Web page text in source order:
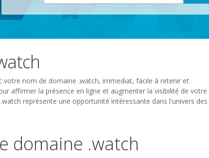
votre nom de domaine .watch, immediat, facile à retenir et
affirmer la présence en ligne et augmenter la visibilité de votre
représente une opportunité intéressante dans l'univers des
domaine .watch